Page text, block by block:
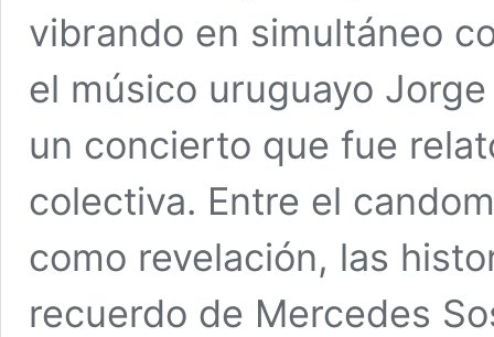
vibrando en simultáneo
el músico uruguayo
un concierto que fue
colectiva. Entre el
como revelación, las
recuerdo de Mercedes